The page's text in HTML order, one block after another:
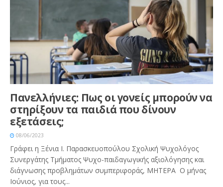
Πανελλήνιες: Πως οι γονείς μπορούν να
στηρίξουν τα παιδιά που δίνουν
εξετάσεις;
08/06/2023
Γράφει η Ξένια Ι. Παρασκευοπούλου Σχολική Ψυχολόγος
Συνεργάτης Τμήματος Ψυχο-παιδαγωγικής αξιολόγησης και
διάγνωσης προβλημάτων συμπεριφοράς, ΜΗΤΕΡΑ Ο μήνας
Ιούνιος, για τους...